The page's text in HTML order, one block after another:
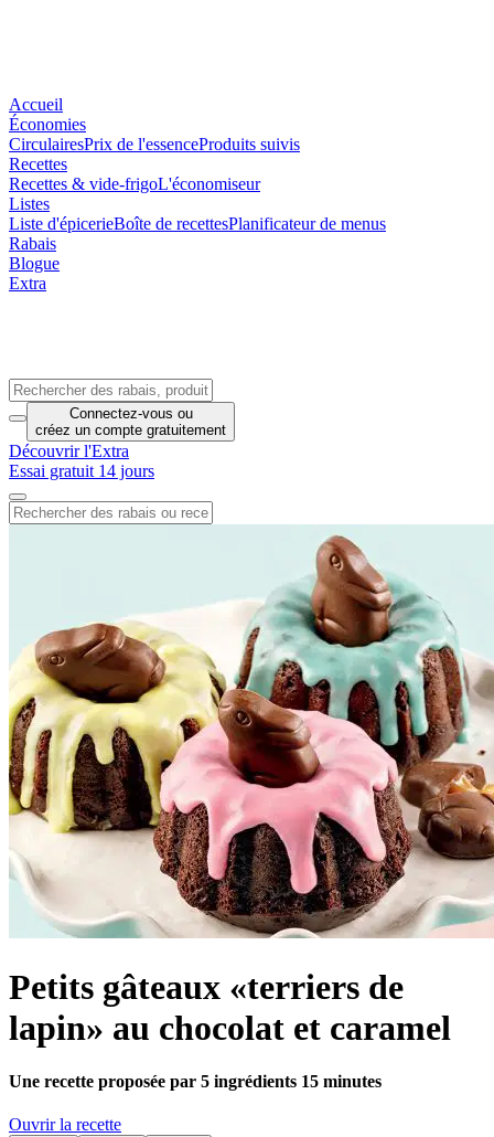
Accueil
Économies
CirculairesPrix de l'essenceProduits suivis
Recettes
Recettes & vide-frigoL'économiseur
Listes
Liste d'épicerieBoîte de recettesPlanificateur de menus
Rabais
Blogue
Extra
Connectez-vous ou
créez un compte gratuitement
Découvrir l'Extra
Essai gratuit 14 jours
Petits gâteaux «terriers de
lapin» au chocolat et caramel
Une recette proposée par 5 ingrédients 15 minutes
Ouvrir la recette